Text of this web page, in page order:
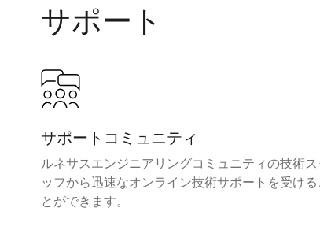
サポート
サポートコミュニティ
ルネサスエンジニアリングコミュニティの技術ス
ッフから迅速なオンライン技術サポートを受ける
とができます。